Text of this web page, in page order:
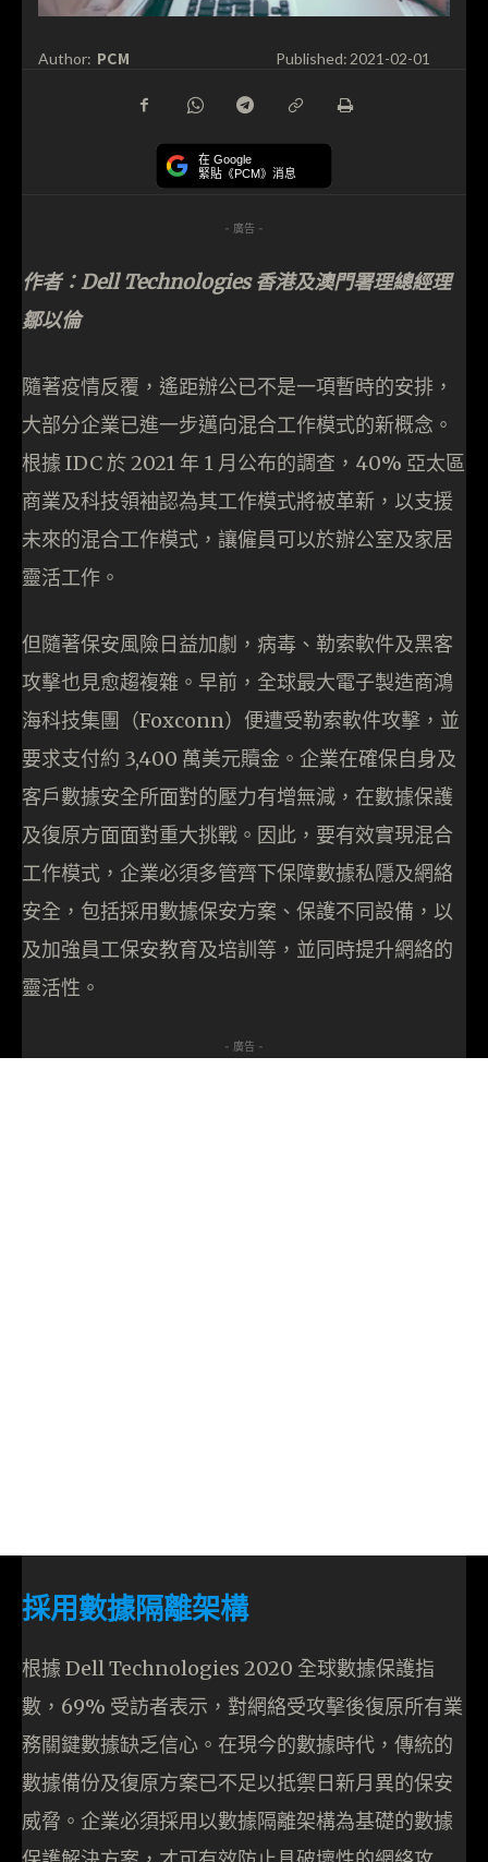
Author: PCM Published: 2021-02-01
在 Google
緊貼《PCM》消息
- 廣告 -
作者：Dell Technologies 香港及澳門署理總經理
鄒以倫
隨著疫情反覆，遙距辦公已不是一項暫時的安排，
大部分企業已進一步邁向混合工作模式的新概念。
根據 IDC 於 2021 年 1 月公布的調查，40% 亞太區
商業及科技領袖認為其工作模式將被革新，以支援
未來的混合工作模式，讓僱員可以於辦公室及家居
靈活工作。
但隨著保安風險日益加劇，病毒、勒索軟件及黑客
攻擊也見愈趨複雜。早前，全球最大電子製造商鴻
海科技集團（Foxconn）便遭受勒索軟件攻擊，並
要求支付約 3,400 萬美元贖金。企業在確保自身及
客戶數據安全所面對的壓力有增無減，在數據保護
及復原方面面對重大挑戰。因此，要有效實現混合
工作模式，企業必須多管齊下保障數據私隱及網絡
安全，包括採用數據保安方案、保護不同設備，以
及加強員工保安教育及培訓等，並同時提升網絡的
靈活性。
- 廣告 -
採用數據隔離架構
根據 Dell Technologies 2020 全球數據保護指
數，69% 受訪者表示，對網絡受攻擊後復原所有業
務關鍵數據缺乏信心。在現今的數據時代，傳統的
數據備份及復原方案已不足以抵禦日新月異的保安
威脅。企業必須採用以數據隔離架構為基礎的數據